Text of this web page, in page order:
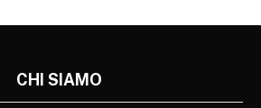
CHI SIAMO